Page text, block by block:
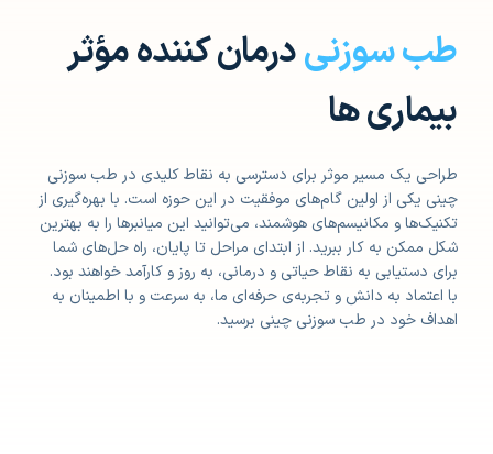
طب سوزنیدرمان کننده مؤثر
بیماری ها
طراحی یک مسیر موثر برای دسترسی به نقاط کلیدی در طب سوزنی
چینی یکی از اولین گام‌های موفقیت در این حوزه است. با بهره‌گیری از
تکنیک‌ها و مکانیسم‌های هوشمند، می‌توانید این میانبرها را به بهترین
شکل ممکن به کار ببرید. از ابتدای مراحل تا پایان، راه حل‌های شما
برای دستیابی به نقاط حیاتی و درمانی، به روز و کارآمد خواهند بود.
با اعتماد به دانش و تجربه‌ی حرفه‌ای ما، به سرعت و با اطمینان به
اهداف خود در طب سوزنی چینی برسید.